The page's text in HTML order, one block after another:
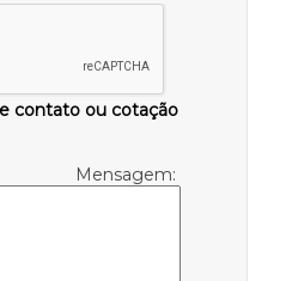
contato ou cotação
Mensagem: